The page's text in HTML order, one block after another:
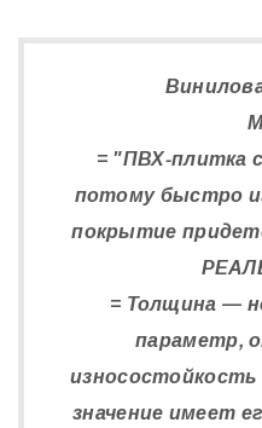
= "ПВХ-плитка
потому быстро
покрытие
= Толщина —
параметр,
значение имеет